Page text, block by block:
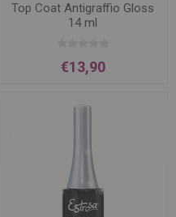
Top Coat Antigraffio Gloss
14 ml
€13,90